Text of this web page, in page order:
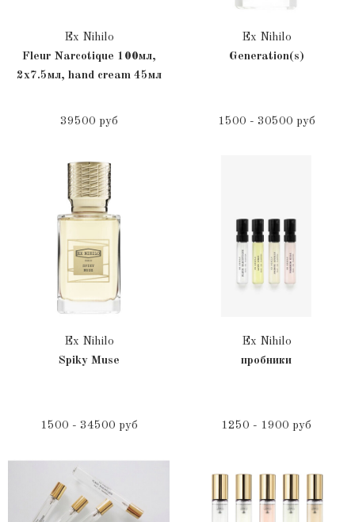
Ex Nihilo
Fleur Narcotique 100мл,
2x7.5мл, hand cream 45мл
39500 руб
Ex Nihilo
Generation(s)
1500 - 30500 руб
Ex Nihilo
Spiky Muse
1500 - 34500 руб
Ex Nihilo
пробники
1250 - 1900 руб